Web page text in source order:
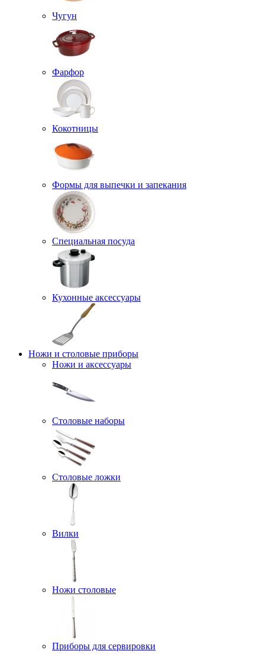
Чугун
Фарфор
Кокотницы
Формы для выпечки и запекания
Специальная посуда
Кухонные аксессуары
Ножи и столовые приборы
Ножи и аксессуары
Столовые наборы
Столовые ложки
Вилки
Ножи столовые
Приборы для сервировки